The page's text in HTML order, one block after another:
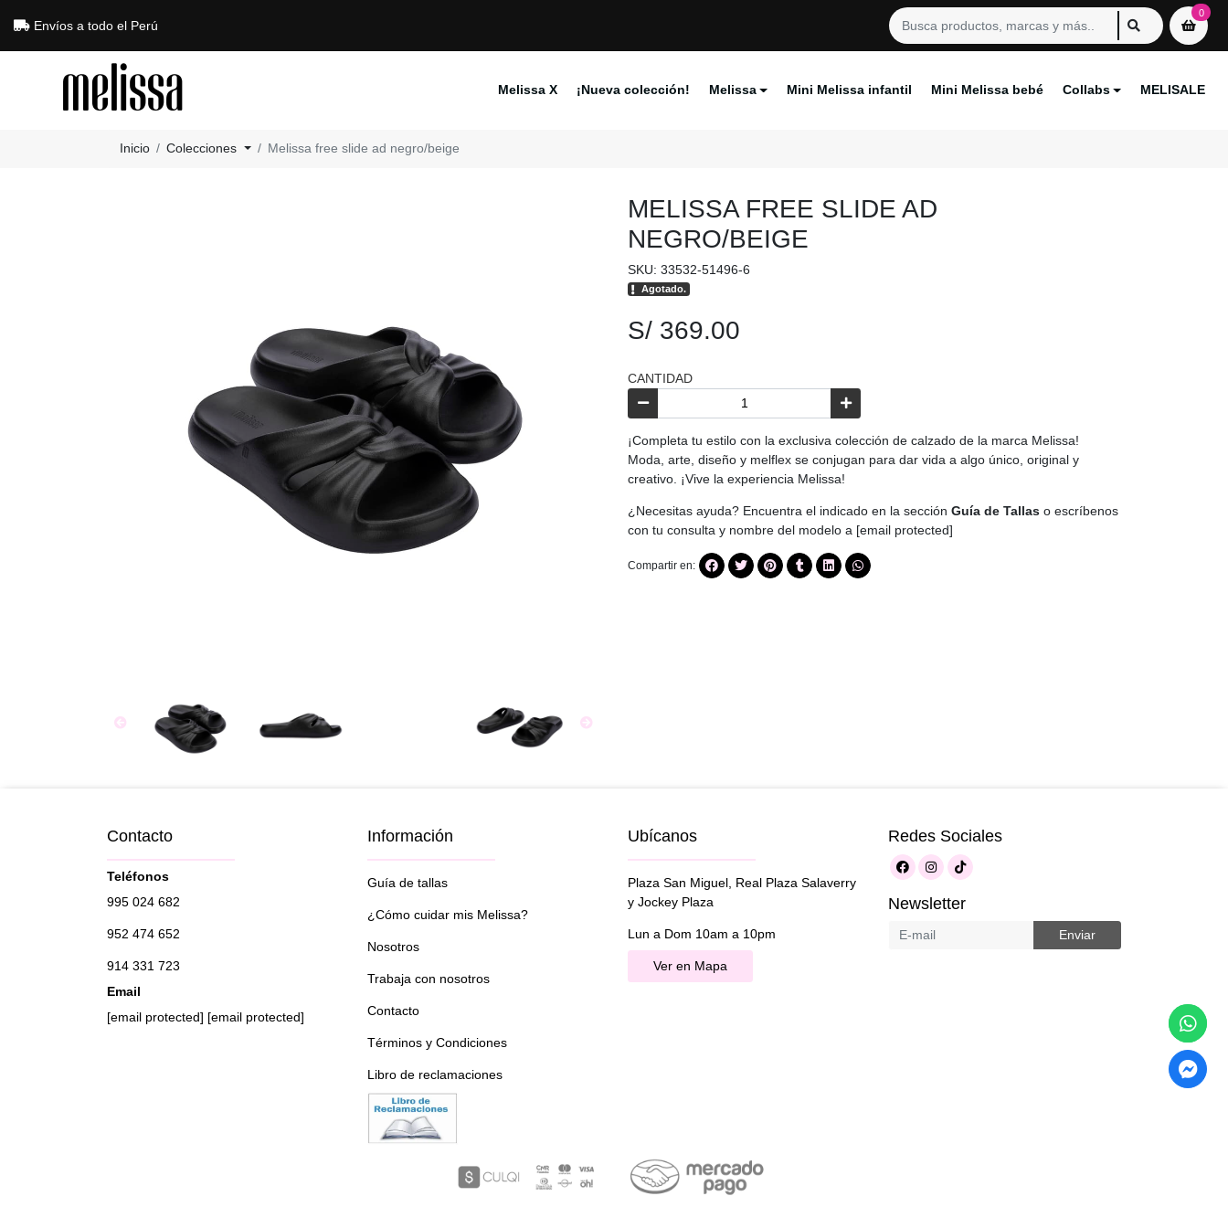
Envíos a todo el Perú
0
Melissa X ¡Nueva colección! Melissa Mini Melissa infantil Mini Melissa bebé Collabs MELISALE
Inicio Colecciones Melissa free slide ad negro/beige
MELISSA FREE SLIDE AD
NEGRO/BEIGE
SKU: 33532-51496-6
Agotado.
S/ 369.00
CANTIDAD
¡Completa tu estilo con la exclusiva colección de calzado de la marca Melissa!
Moda, arte, diseño y melflex se conjugan para dar vida a algo único, original y
creativo. ¡Vive la experiencia Melissa!
¿Necesitas ayuda? Encuentra el indicado en la sección Guía de Tallas o escríbenos
con tu consulta y nombre del modelo a [email protected]
Compartir en:
Contacto
Teléfonos
995 024 682
952 474 652
914 331 723
Email
[email protected] [email protected]
Información
Guía de tallas
¿Cómo cuidar mis Melissa?
Nosotros
Trabaja con nosotros
Contacto
Términos y Condiciones
Libro de reclamaciones
Ubícanos
Plaza San Miguel, Real Plaza Salaverry
y Jockey Plaza
Lun a Dom 10am a 10pm
Ver en Mapa
Redes Sociales
Newsletter
Enviar